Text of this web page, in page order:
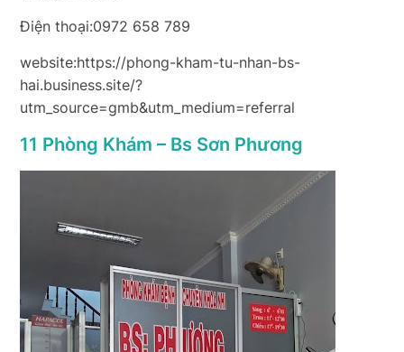
Điện thoại:0972 658 789
website:https://phong-kham-tu-nhan-bs-
hai.business.site/?
utm_source=gmb&utm_medium=referral
11 Phòng Khám – Bs Sơn Phương